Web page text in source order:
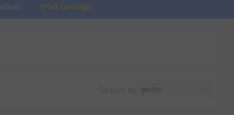
✨Gift Concierge